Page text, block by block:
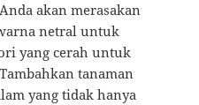
akan merasakan
netral untuk
yang cerah untuk
tanaman
yang tidak hanya